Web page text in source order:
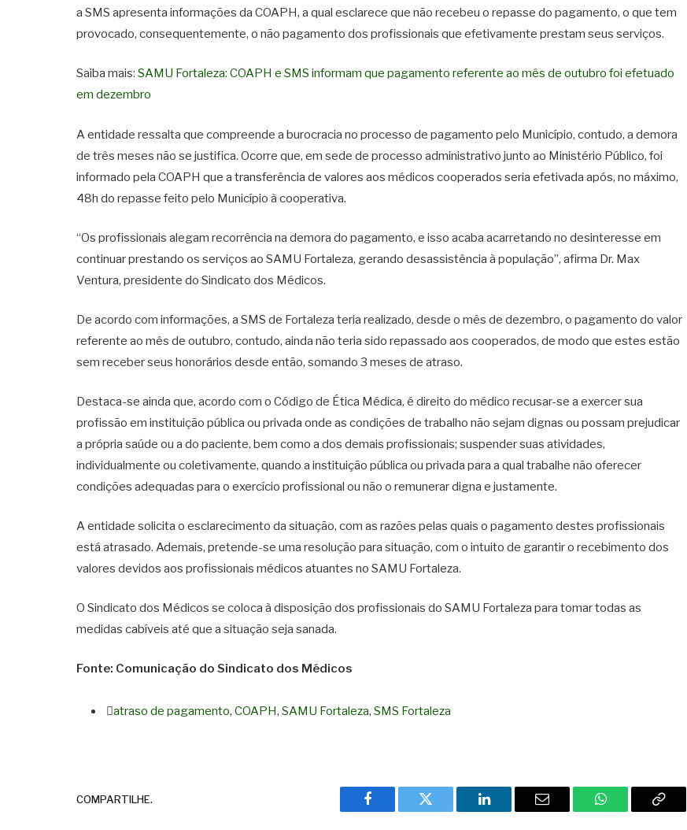
a SMS apresenta informações da COAPH, a qual esclarece que não recebeu o repasse do pagamento, o que tem
provocado, consequentemente, o não pagamento dos profissionais que efetivamente prestam seus serviços.
Saiba mais: SAMU Fortaleza: COAPH e SMS informam que pagamento referente ao mês de outubro foi efetuado
em dezembro
A entidade ressalta que compreende a burocracia no processo de pagamento pelo Município, contudo, a demora
de três meses não se justifica. Ocorre que, em sede de processo administrativo junto ao Ministério Público, foi
informado pela COAPH que a transferência de valores aos médicos cooperados seria efetivada após, no máximo,
48h do repasse feito pelo Município à cooperativa.
“Os profissionais alegam recorrência na demora do pagamento, e isso acaba acarretando no desinteresse em
continuar prestando os serviços ao SAMU Fortaleza, gerando desassistência à população”, afirma Dr. Max
Ventura, presidente do Sindicato dos Médicos.
De acordo com informações, a SMS de Fortaleza teria realizado, desde o mês de dezembro, o pagamento do valor
referente ao mês de outubro, contudo, ainda não teria sido repassado aos cooperados, de modo que estes estão
sem receber seus honorários desde então, somando 3 meses de atraso.
Destaca-se ainda que, acordo com o Código de Ética Médica, é direito do médico recusar-se a exercer sua
profissão em instituição pública ou privada onde as condições de trabalho não sejam dignas ou possam prejudicar
a própria saúde ou a do paciente, bem como a dos demais profissionais; suspender suas atividades,
individualmente ou coletivamente, quando a instituição pública ou privada para a qual trabalhe não oferecer
condições adequadas para o exercício profissional ou não o remunerar digna e justamente.
A entidade solicita o esclarecimento da situação, com as razões pelas quais o pagamento destes profissionais
está atrasado. Ademais, pretende-se uma resolução para situação, com o intuito de garantir o recebimento dos
valores devidos aos profissionais médicos atuantes no SAMU Fortaleza.
O Sindicato dos Médicos se coloca à disposição dos profissionais do SAMU Fortaleza para tomar todas as
medidas cabíveis até que a situação seja sanada.
Fonte: Comunicação do Sindicato dos Médicos
atraso de pagamento, COAPH, SAMU Fortaleza, SMS Fortaleza
COMPARTILHE.
Facebook Twitter LinkedIn Email WhatsAppCopy